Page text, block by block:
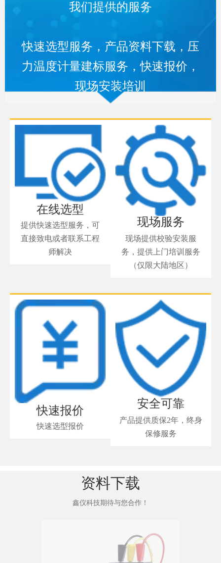
我们提供的服务
快速选型服务，产品资料下载，压
力温度计量建标服务，快速报价，
现场安装培训
在线选型
提供快速选型服务，可
直接致电或者联系工程
师解决
现场服务
现场提供校验安装服
务，提供上门培训服务
（仅限大陆地区）
快速报价
快速选型报价
安全可靠
产品提供质保2年，终身
保修服务
资料下载
鑫仪科技期待与您合作！